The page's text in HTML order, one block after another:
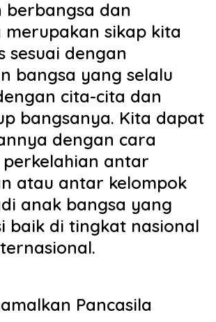
berbangsa dan
sikap kita
sesuai dengan
bangsa yang selalu
cita-cita dan
bangsanya. Kita dapat
dengan cara
perkelahian antar
atau antar kelompok
anak bangsa yang
baik di tingkat nasional
Pancasila